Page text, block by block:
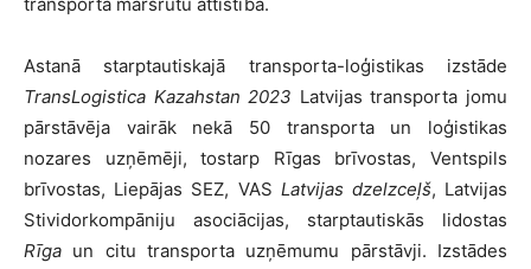
Astanā starptautiskajā transporta-loģistikas izstāde
TransLogistica Kazahstan 2023 Latvijas transporta jomu
pārstāvēja vairāk nekā 50 transporta un loģistikas
nozares uzņēmēji, tostarp Rīgas brīvostas, Ventspils
brīvostas, Liepājas SEZ, VAS Latvijas dzelzceļš, Latvijas
Stividorkompāniju asociācijas, starptautiskās lidostas
Rīga un citu transporta uzņēmumu pārstāvji. Izstādes